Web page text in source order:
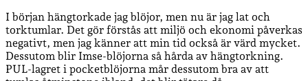
I början hängtorkade jag blöjor, men nu är jag lat och
torktumlar. Det gör förstås att miljö och ekonomi påverkas
negativt, men jag känner att min tid också är värd mycket.
Dessutom blir Imse-blöjorna så hårda av hängtorkning.
PUL-lagret i pocketblöjorna mår dessutom bra av att